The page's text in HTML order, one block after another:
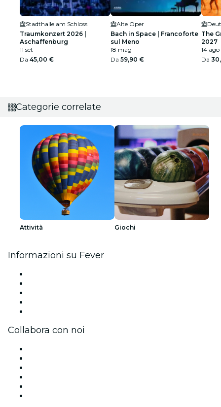
Stadthalle am Schloss
Traumkonzert 2026 |
Aschaffenburg
11 set
Da 45,00 €
Alte Oper
Bach in Space | Francoforte
sul Meno
18 mag
Da 59,90 €
The
2027
14 ago
Da
Categorie correlate
Attività Giochi
Informazioni su Fever
Collabora con noi